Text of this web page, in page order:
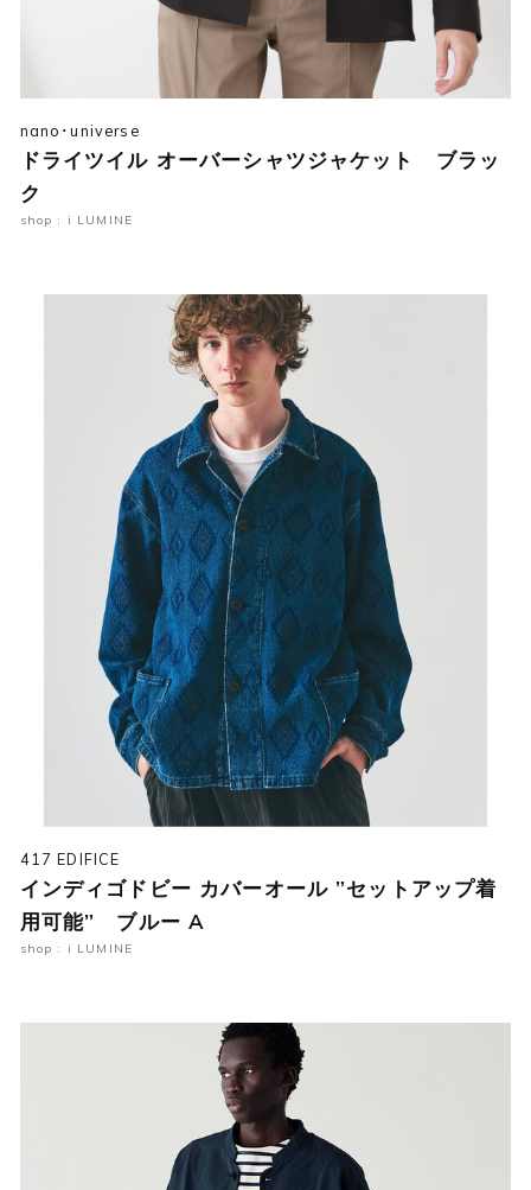
nano･universe
ドライツイル オーバーシャツジャケット ブラッ
ク
shop : i LUMINE
417 EDIFICE
インディゴドビー カバーオール ”セットアップ着
用可能” ブルー A
shop : i LUMINE